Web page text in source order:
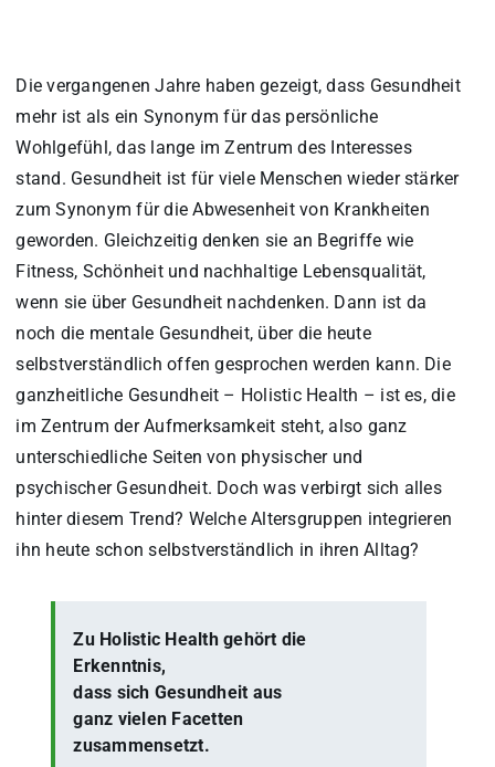
Die vergangenen Jahre haben gezeigt, dass Gesundheit
mehr ist als ein Synonym für das persönliche
Wohlgefühl, das lange im Zentrum des Interesses
stand. Gesundheit ist für viele Menschen wieder stärker
zum Synonym für die Abwesenheit von Krankheiten
geworden. Gleichzeitig denken sie an Begriffe wie
Fitness, Schönheit und nachhaltige Lebensqualität,
wenn sie über Gesundheit nachdenken. Dann ist da
noch die mentale Gesundheit, über die heute
selbstverständlich offen gesprochen werden kann. Die
ganzheitliche Gesundheit – Holistic Health – ist es, die
im Zentrum der Aufmerksamkeit steht, also ganz
unterschiedliche Seiten von physischer und
psychischer Gesundheit. Doch was verbirgt sich alles
hinter diesem Trend? Welche Altersgruppen integrieren
ihn heute schon selbstverständlich in ihren Alltag?
Zu Holistic Health gehört die
Erkenntnis,
dass sich Gesundheit aus
ganz vielen Facetten
zusammensetzt.